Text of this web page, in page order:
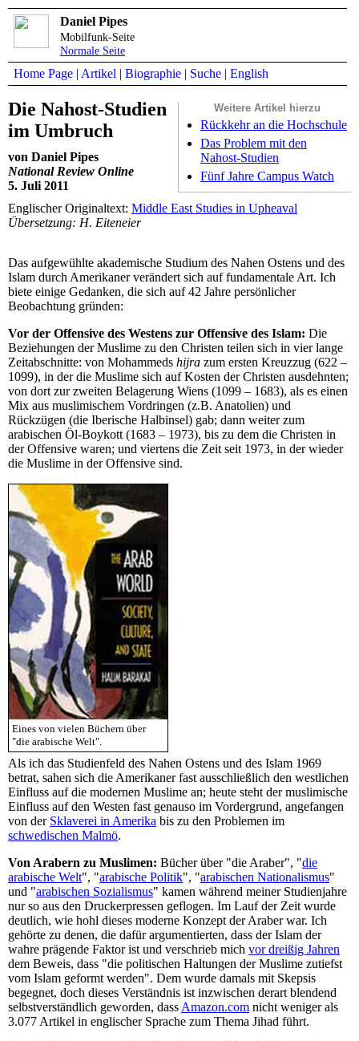
Daniel Pipes
Mobilfunk-Seite
Normale Seite
Home Page | Artikel | Biographie | Suche | English
Weitere Artikel hierzu
Rückkehr an die Hochschule
Das Problem mit den
Nahost-Studien
Fünf Jahre Campus Watch
Die Nahost-Studien
im Umbruch
von Daniel Pipes
National Review Online
5. Juli 2011
Englischer Originaltext: Middle East Studies in Upheaval
Übersetzung: H. Eiteneier
Das aufgewühlte akademische Studium des Nahen Ostens und des
Islam durch Amerikaner verändert sich auf fundamentale Art. Ich
biete einige Gedanken, die sich auf 42 Jahre persönlicher
Beobachtung gründen:
Vor der Offensive des Westens zur Offensive des Islam: Die
Beziehungen der Muslime zu den Christen teilen sich in vier lange
Zeitabschnitte: von Mohammeds hijra zum ersten Kreuzzug (622 –
1099), in der die Muslime sich auf Kosten der Christen ausdehnten;
von dort zur zweiten Belagerung Wiens (1099 – 1683), als es einen
Mix aus muslimischem Vordringen (z.B. Anatolien) und
Rückzügen (die Iberische Halbinsel) gab; dann weiter zum
arabischen Öl-Boykott (1683 – 1973), bis zu dem die Christen in
der Offensive waren; und viertens die Zeit seit 1973, in der wieder
die Muslime in der Offensive sind.
Eines von vielen Büchern über
"die arabische Welt".
Als ich das Studienfeld des Nahen Ostens und des Islam 1969
betrat, sahen sich die Amerikaner fast ausschließlich den westlichen
Einfluss auf die modernen Muslime an; heute steht der muslimische
Einfluss auf den Westen fast genauso im Vordergrund, angefangen
von der Sklaverei in Amerika bis zu den Problemen im
schwedischen Malmö.
Von Arabern zu Muslimen: Bücher über "die Araber", "die
arabische Welt", "arabische Politik", "arabischen Nationalismus"
und "arabischen Sozialismus" kamen während meiner Studienjahre
nur so aus den Druckerpressen geflogen. Im Lauf der Zeit wurde
deutlich, wie hohl dieses moderne Konzept der Araber war. Ich
gehörte zu denen, die dafür argumentierten, dass der Islam der
wahre prägende Faktor ist und verschrieb mich vor dreißig Jahren
dem Beweis, dass "die politischen Haltungen der Muslime zutiefst
vom Islam geformt werden". Dem wurde damals mit Skepsis
begegnet, doch dieses Verständnis ist inzwischen derart blendend
selbstverständlich geworden, dass Amazon.com nicht weniger als
3.077 Artikel in englischer Sprache zum Thema Jihad führt.